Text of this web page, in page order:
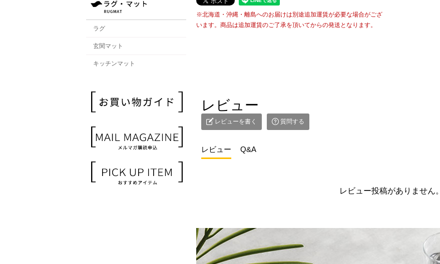
ラグ
玄関マット
キッチンマット
※北海道・沖縄・離島へのお届けは別途追加運賃が必要な場合がござ
います。商品は追加運賃のご了承を頂いてからの発送となります。
レビュー
レビューを書く 質問する
レビュー Q&A
レビュー投稿がありません。